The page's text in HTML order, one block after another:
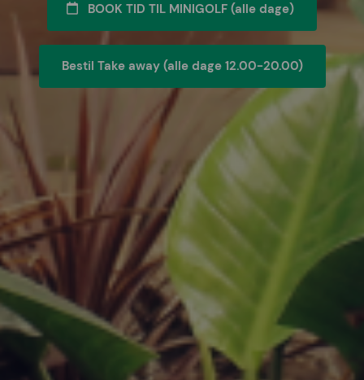
BOOK TID TIL MINIGOLF (alle dage)
Bestil Take away (alle dage 12.00-20.00)